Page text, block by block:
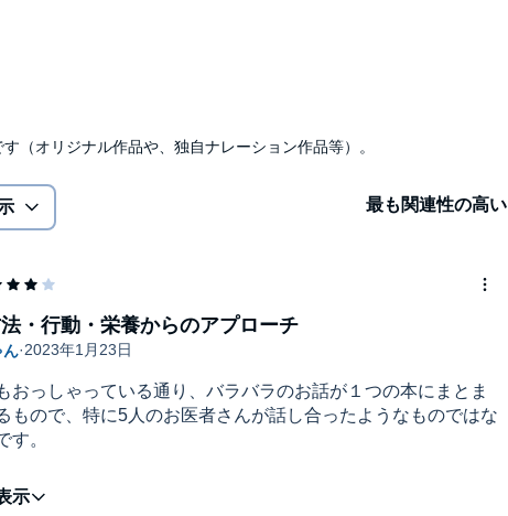
（オリジナル作品や、独自ナレーション作品等）。
最も関連性の高い
おっしゃっている通り、バラバラのお話が１つの本にまとま
もので、特に5人のお医者さんが話し合ったようなものではな
す。
うでしょうね…」という部分も多かったですがためになる話
かあったので満足です。
・行動・栄養からのアプローチ